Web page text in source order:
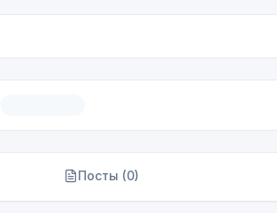
Посты (0)